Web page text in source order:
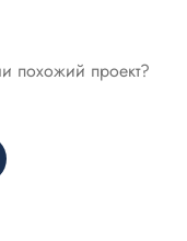
похожий проект?